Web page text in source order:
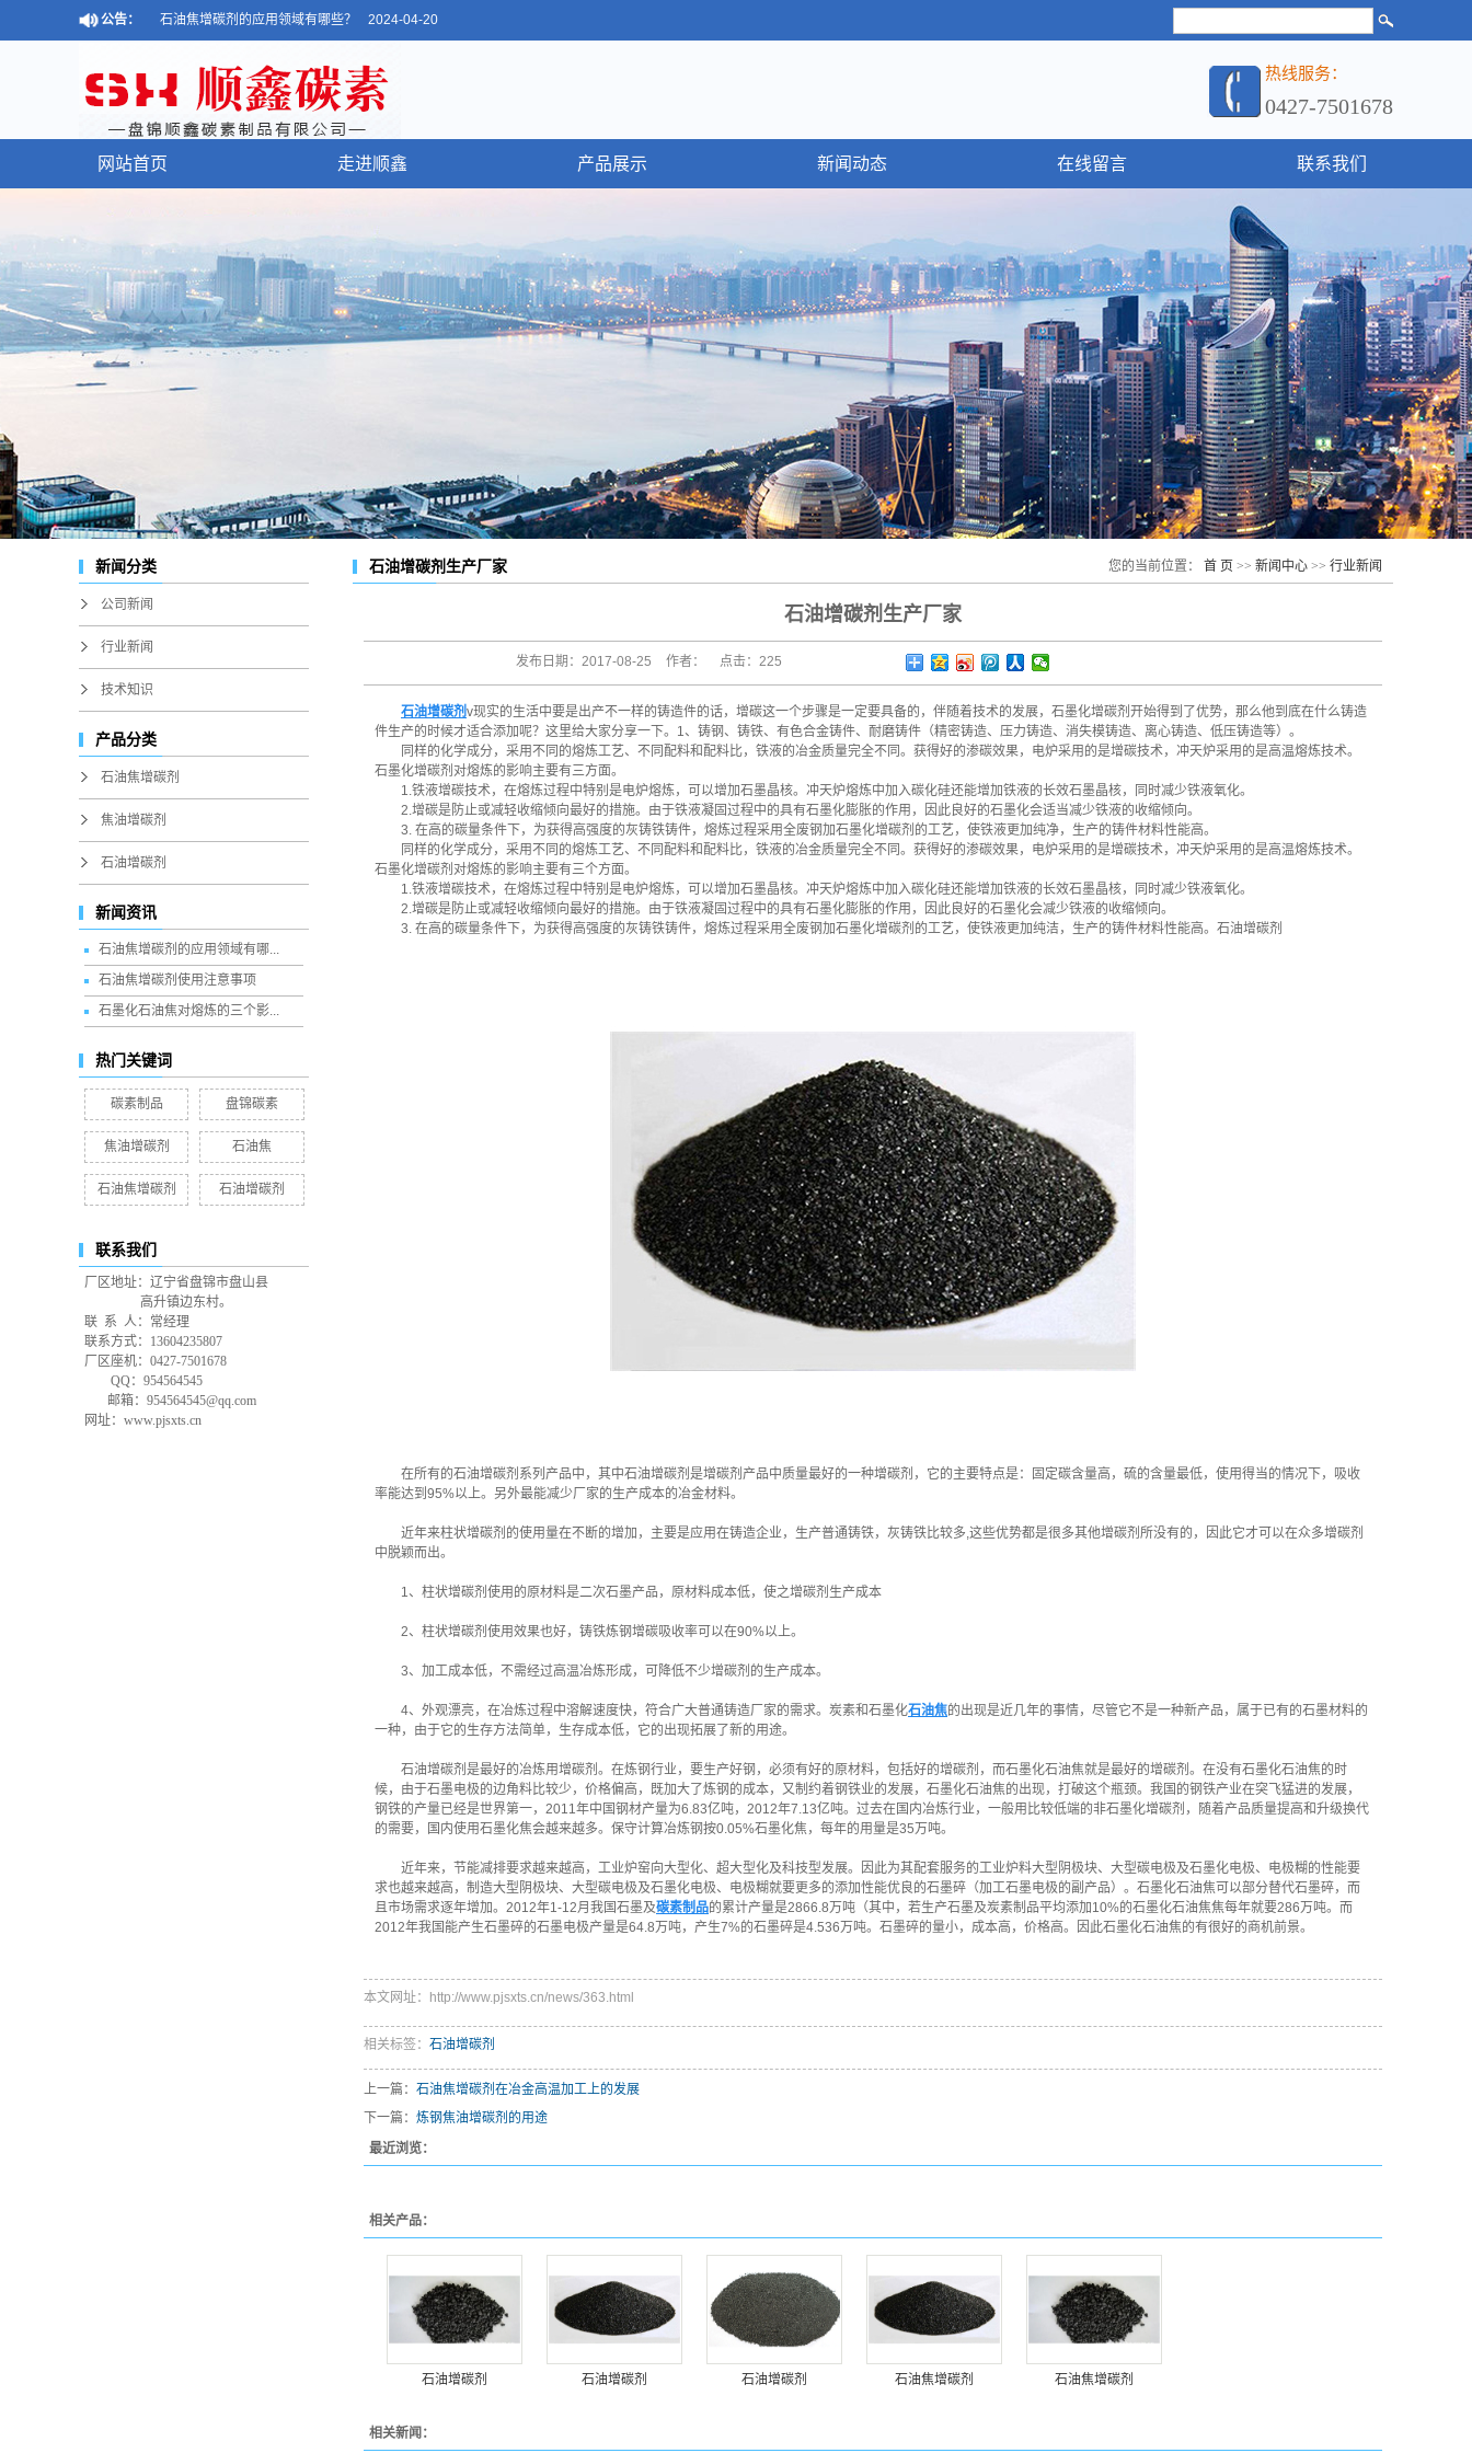
公告： 石油焦增碳剂的应用领域有哪些？ 2024-04-20
石墨化石油焦对熔炼的三个影响因... 2024-01-17
热线服务：
0427-7501678
网站首页 走进顺鑫 产品展示 新闻动态 在线留言 联系我们
新闻分类
公司新闻
行业新闻
技术知识
产品分类
石油焦增碳剂
焦油增碳剂
石油增碳剂
新闻资讯
石油焦增碳剂的应用领域有哪...
石油焦增碳剂使用注意事项
石墨化石油焦对熔炼的三个影...
热门关键词
碳素制品 盘锦碳素
焦油增碳剂 石油焦
石油焦增碳剂 石油增碳剂
联系我们
厂区地址：辽宁省盘锦市盘山县
高升镇边东村。
联 系 人：常经理
联系方式：13604235807
厂区座机：0427-7501678
QQ：954564545
邮箱：954564545@qq.com
网址：www.pjsxts.cn
石油增碳剂生产厂家 您的当前位置： 首 页 >> 新闻中心 >> 行业新闻
石油增碳剂生产厂家
发布日期： 2017-08-25 作者： 点击： 225
石油增碳剂v现实的生活中要是出产不一样的铸造件的话，增碳这一个步骤是一定要具备的，伴随着技术的发展，石墨化增碳剂开始得到了优势，那么他到底在什么铸造
件生产的时候才适合添加呢？这里给大家分享一下。1、铸钢、铸铁、有色合金铸件、耐磨铸件（精密铸造、压力铸造、消失模铸造、离心铸造、低压铸造等）。
同样的化学成分，采用不同的熔炼工艺、不同配料和配料比，铁液的冶金质量完全不同。获得好的渗碳效果，电炉采用的是增碳技术，冲天炉采用的是高温熔炼技术。
石墨化增碳剂对熔炼的影响主要有三方面。
1.铁液增碳技术，在熔炼过程中特别是电炉熔炼，可以增加石墨晶核。冲天炉熔炼中加入碳化硅还能增加铁液的长效石墨晶核，同时减少铁液氧化。
2.增碳是防止或减轻收缩倾向最好的措施。由于铁液凝固过程中的具有石墨化膨胀的作用，因此良好的石墨化会适当减少铁液的收缩倾向。
3. 在高的碳量条件下，为获得高强度的灰铸铁铸件，熔炼过程采用全废钢加石墨化增碳剂的工艺，使铁液更加纯净，生产的铸件材料性能高。
同样的化学成分，采用不同的熔炼工艺、不同配料和配料比，铁液的冶金质量完全不同。获得好的渗碳效果，电炉采用的是增碳技术，冲天炉采用的是高温熔炼技术。
石墨化增碳剂对熔炼的影响主要有三个方面。
1.铁液增碳技术，在熔炼过程中特别是电炉熔炼，可以增加石墨晶核。冲天炉熔炼中加入碳化硅还能增加铁液的长效石墨晶核，同时减少铁液氧化。
2.增碳是防止或减轻收缩倾向最好的措施。由于铁液凝固过程中的具有石墨化膨胀的作用，因此良好的石墨化会减少铁液的收缩倾向。
3. 在高的碳量条件下，为获得高强度的灰铸铁铸件，熔炼过程采用全废钢加石墨化增碳剂的工艺，使铁液更加纯洁，生产的铸件材料性能高。石油增碳剂
在所有的石油增碳剂系列产品中，其中石油增碳剂是增碳剂产品中质量最好的一种增碳剂，它的主要特点是：固定碳含量高，硫的含量最低，使用得当的情况下，吸收
率能达到95%以上。另外最能减少厂家的生产成本的冶金材料。
近年来柱状增碳剂的使用量在不断的增加，主要是应用在铸造企业，生产普通铸铁，灰铸铁比较多,这些优势都是很多其他增碳剂所没有的，因此它才可以在众多增碳剂
中脱颖而出。
1、柱状增碳剂使用的原材料是二次石墨产品，原材料成本低，使之增碳剂生产成本
2、柱状增碳剂使用效果也好，铸铁炼钢增碳吸收率可以在90%以上。
3、加工成本低，不需经过高温冶炼形成，可降低不少增碳剂的生产成本。
4、外观漂亮，在冶炼过程中溶解速度快，符合广大普通铸造厂家的需求。炭素和石墨化石油焦的出现是近几年的事情，尽管它不是一种新产品，属于已有的石墨材料的
一种，由于它的生存方法简单，生存成本低，它的出现拓展了新的用途。
石油增碳剂是最好的冶炼用增碳剂。在炼钢行业，要生产好钢，必须有好的原材料，包括好的增碳剂，而石墨化石油焦就是最好的增碳剂。在没有石墨化石油焦的时
候，由于石墨电极的边角料比较少，价格偏高，既加大了炼钢的成本，又制约着钢铁业的发展，石墨化石油焦的出现，打破这个瓶颈。我国的钢铁产业在突飞猛进的发展，
钢铁的产量已经是世界第一，2011年中国钢材产量为6.83亿吨，2012年7.13亿吨。过去在国内冶炼行业，一般用比较低端的非石墨化增碳剂，随着产品质量提高和升级换代
的需要，国内使用石墨化焦会越来越多。保守计算冶炼钢按0.05%石墨化焦，每年的用量是35万吨。
近年来，节能减排要求越来越高，工业炉窑向大型化、超大型化及科技型发展。因此为其配套服务的工业炉料大型阴极块、大型碳电极及石墨化电极、电极糊的性能要
求也越来越高，制造大型阴极块、大型碳电极及石墨化电极、电极糊就要更多的添加性能优良的石墨碎（加工石墨电极的副产品）。石墨化石油焦可以部分替代石墨碎，而
且市场需求逐年增加。2012年1-12月我国石墨及碳素制品的累计产量是2866.8万吨（其中，若生产石墨及炭素制品平均添加10%的石墨化石油焦焦每年就要286万吨。而
2012年我国能产生石墨碎的石墨电极产量是64.8万吨，产生7%的石墨碎是4.536万吨。石墨碎的量小，成本高，价格高。因此石墨化石油焦的有很好的商机前景。
本文网址：http://www.pjsxts.cn/news/363.html
相关标签： 石油增碳剂
上一篇： 石油焦增碳剂在冶金高温加工上的发展
下一篇： 炼钢焦油增碳剂的用途
最近浏览：
相关产品：
石油增碳剂 石油增碳剂 石油增碳剂 石油焦增碳剂 石油焦增碳剂
相关新闻：